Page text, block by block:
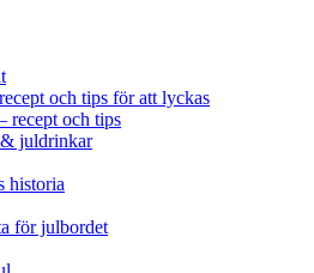
och tips för att lyckas
recept och tips
juldrinkar
historia
för julbordet